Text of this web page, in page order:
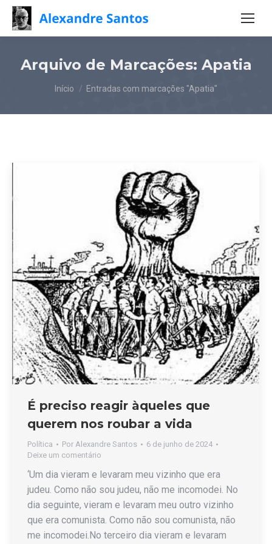
Arquivo de Marcações: Apatia
Você está aqui:
Início Entradas com marcações "Apatia"
É preciso reagir àqueles que
querem nos roubar a vida
Política Por Alexandre Santos
6 de junho de 2024
Deixe um comentário
‘Um dia vieram e levaram meu vizinho que era
judeu. Como não sou judeu, não me incomodei. No
dia seguinte, vieram e levaram meu outro vizinho
que era comunista. Como não sou comunista, não
me incomodei.No terceiro dia vieram e levaram